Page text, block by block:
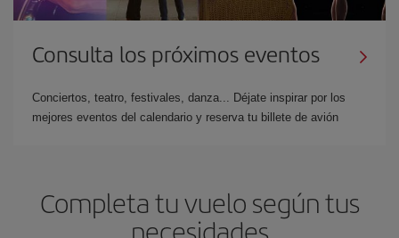
Consulta los próximos eventos
Conciertos, teatro, festivales, danza... Déjate inspirar por los
mejores eventos del calendario y reserva tu billete de avión
Completa tu vuelo según tus